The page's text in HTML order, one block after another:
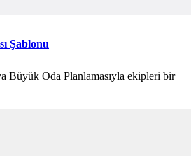
Şablonu
Büyük Oda Planlamasıyla ekipleri bir